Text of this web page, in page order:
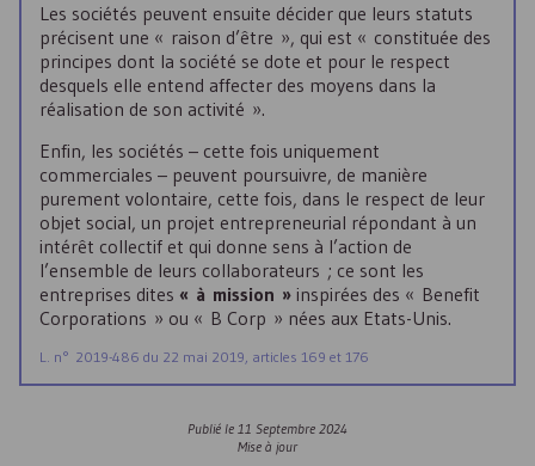
Les sociétés peuvent ensuite décider que leurs statuts
précisent une « raison d’être », qui est « constituée des
principes dont la société se dote et pour le respect
desquels elle entend affecter des moyens dans la
réalisation de son activité ».
Enfin, les sociétés – cette fois uniquement
commerciales – peuvent poursuivre, de manière
purement volontaire, cette fois, dans le respect de leur
objet social, un projet entrepreneurial répondant à un
intérêt collectif et qui donne sens à l’action de
l’ensemble de leurs collaborateurs ; ce sont les
entreprises dites « à mission » inspirées des « Benefit
Corporations » ou « B Corp » nées aux Etats-Unis.
L. n° 2019-486 du 22 mai 2019, articles 169 et 176
Publié le 11 Septembre 2024
Mise à jour